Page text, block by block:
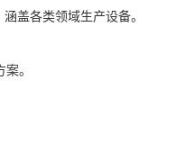
盖各类领域生产设备。
。